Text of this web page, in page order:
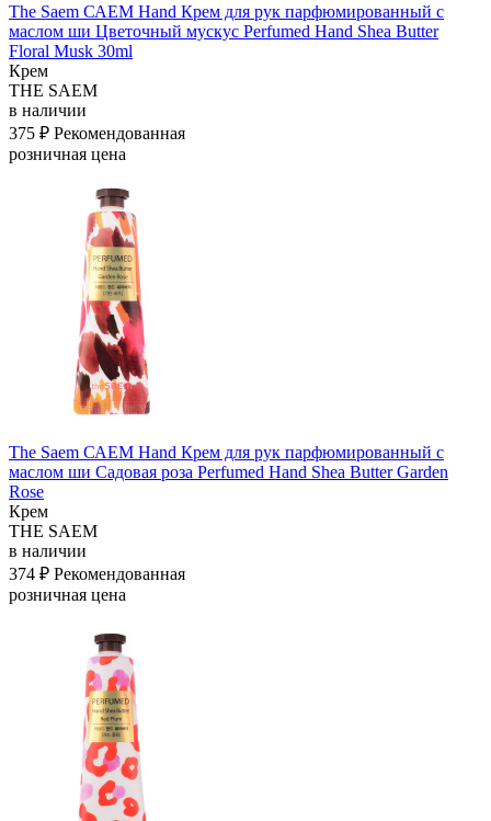
The Saem САЕМ Hand Крем для рук парфюмированный с
маслом ши Цветочный мускус Perfumed Hand Shea Butter
Floral Musk 30ml
Крем
THE SAEM
в наличии
375 ₽ Рекомендованная
розничная цена
The Saem САЕМ Hand Крем для рук парфюмированный с
маслом ши Садовая роза Perfumed Hand Shea Butter Garden
Rose
Крем
THE SAEM
в наличии
374 ₽ Рекомендованная
розничная цена